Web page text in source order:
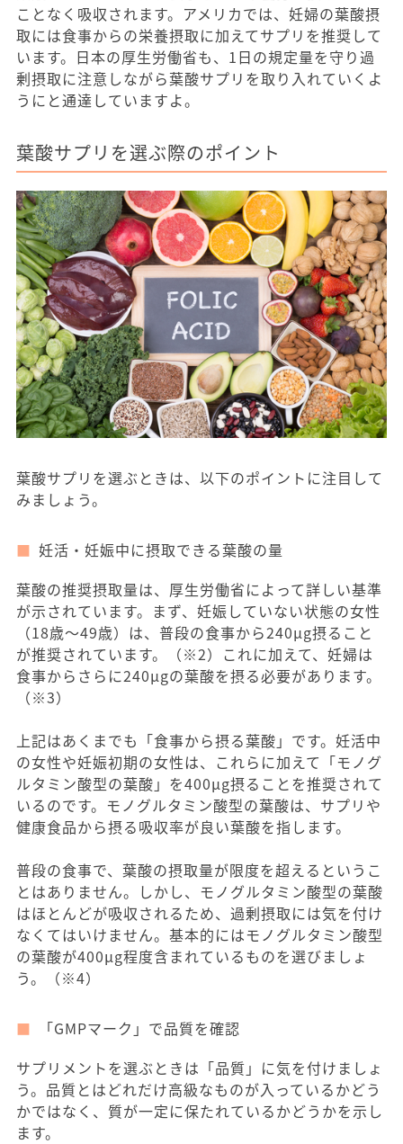
ことなく吸収されます。アメリカでは、妊婦の葉酸摂
取には食事からの栄養摂取に加えてサプリを推奨して
います。日本の厚生労働省も、1日の規定量を守り過
剰摂取に注意しながら葉酸サプリを取り入れていくよ
うにと通達していますよ。
葉酸サプリを選ぶ際のポイント
葉酸サプリを選ぶときは、以下のポイントに注目して
みましょう。
妊活・妊娠中に摂取できる葉酸の量
葉酸の推奨摂取量は、厚生労働省によって詳しい基準
が示されています。まず、妊娠していない状態の女性
（18歳〜49歳）は、普段の食事から240μg摂ること
が推奨されています。（※2）これに加えて、妊婦は
食事からさらに240μgの葉酸を摂る必要があります。
（※3）
上記はあくまでも「食事から摂る葉酸」です。妊活中
の女性や妊娠初期の女性は、これらに加えて「モノグ
ルタミン酸型の葉酸」を400μg摂ることを推奨されて
いるのです。モノグルタミン酸型の葉酸は、サプリや
健康食品から摂る吸収率が良い葉酸を指します。
普段の食事で、葉酸の摂取量が限度を超えるというこ
とはありません。しかし、モノグルタミン酸型の葉酸
はほとんどが吸収されるため、過剰摂取には気を付け
なくてはいけません。基本的にはモノグルタミン酸型
の葉酸が400μg程度含まれているものを選びましょ
う。（※4）
「GMPマーク」で品質を確認
サプリメントを選ぶときは「品質」に気を付けましょ
う。品質とはどれだけ高級なものが入っているかどう
かではなく、質が一定に保たれているかどうかを示し
ます。